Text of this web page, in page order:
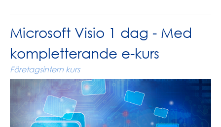
Microsoft Visio 1 dag - Med
kompletterande e-kurs
Företagsintern kurs